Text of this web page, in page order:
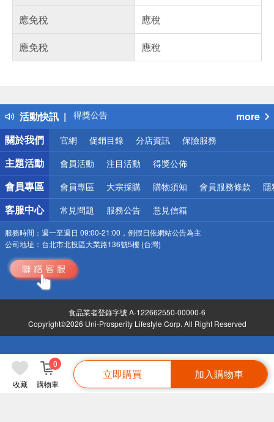
收藏 購物車
0
立即購買 加入購物車
應免稅
應稅
應免稅
應稅
活動快訊
得獎公告
熱門話題
銀行優惠
偏遠地區配送
詐騙網頁！請小心！
more
關於我們
官網 促銷目錄 分店資訊 保險服務
主題活動 會員活動 注目活動 得獎公佈
會員專區 會員專區 大宗採購 購物須知 會員服務條款 隱
客服中心 常見問題 服務公告 意見信箱
服務時間： 週一至週日 09:00-21:00，例假日依網站公告為主
公司地址： 台北市北投區大業路136號5樓 (台灣)
食品業者登錄字號 A-122662550-00000-6
Copyright©2026 Uni-Prosperity Lifestyle Corp. All Right Reserved